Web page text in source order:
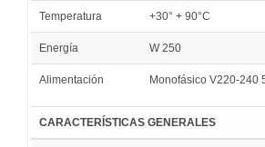
Temperatura +30° + 90°C
Energía W 250
Alimentación Monofásico V220-240
CARACTERÍSTICAS GENERALES